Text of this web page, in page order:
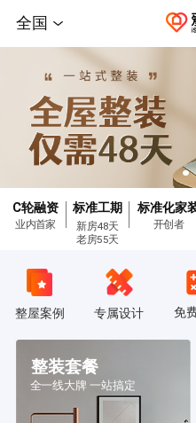
全国
C轮融资
业内首家
标准工期
新房48天
老房55天
标准化家
开创者
整屋案例 专属设计 免
整装套餐
全一线大牌 一站搞定